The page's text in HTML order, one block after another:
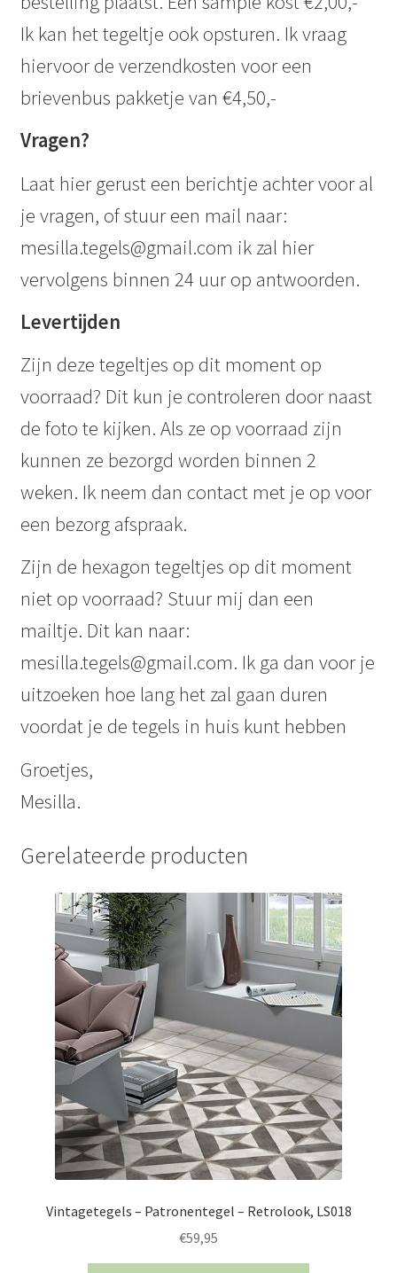
Ik kan het tegeltje ook opsturen. Ik vraag
hiervoor de verzendkosten voor een
brievenbus pakketje van €4,50,-
Vragen?
Laat hier gerust een berichtje achter voor al
je vragen, of stuur een mail naar:
mesilla.tegels@gmail.com ik zal hier
vervolgens binnen 24 uur op antwoorden.
Levertijden
Zijn deze tegeltjes op dit moment op
voorraad? Dit kun je controleren door naast
de foto te kijken. Als ze op voorraad zijn
kunnen ze bezorgd worden binnen 2
weken. Ik neem dan contact met je op voor
een bezorg afspraak.
Zijn de hexagon tegeltjes op dit moment
niet op voorraad? Stuur mij dan een
mailtje. Dit kan naar:
mesilla.tegels@gmail.com. Ik ga dan voor je
uitzoeken hoe lang het zal gaan duren
voordat je de tegels in huis kunt hebben
Groetjes,
Mesilla.
Gerelateerde producten
Vintagetegels – Patronentegel – Retrolook, LS018
€59,95